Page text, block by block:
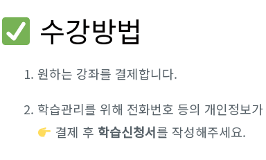
수강방법
원하는 강좌를 결제합니다.
학습관리를 위해 전화번호 등의 개인정보
결제 후 학습신청서를 작성해주세요.